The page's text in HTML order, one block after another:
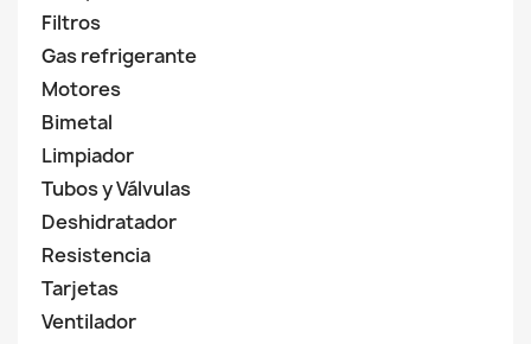
Filtros
Gas refrigerante
Motores
Bimetal
Limpiador
Tubos y Válvulas
Deshidratador
Resistencia
Tarjetas
Ventilador